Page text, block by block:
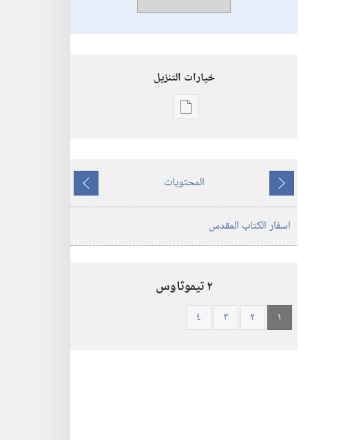
خيارات التنزيل
خيارات
المقدس
—
العالم
(ورقي
ما
يسبق
المحتويات
ما
يلي
اسفار الكتاب المقدس
٢ تيموثاوس
١ ٢ ٣ ٤